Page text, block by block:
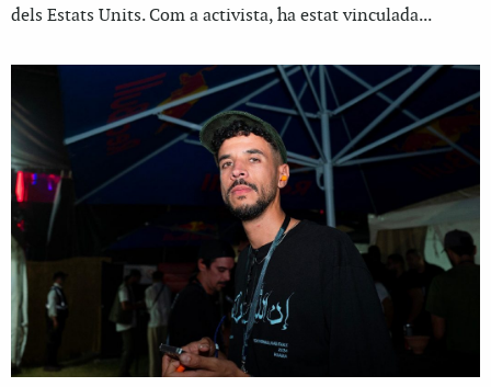
dels Estats Units. Com a activista, ha estat vinculada...